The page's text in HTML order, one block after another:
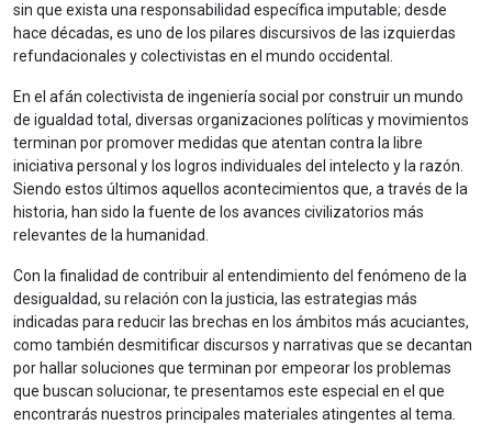
sin que exista una responsabilidad específica imputable; desde
hace décadas, es uno de los pilares discursivos de las izquierdas
refundacionales y colectivistas en el mundo occidental.
En el afán colectivista de ingeniería social por construir un mundo
de igualdad total, diversas organizaciones políticas y movimientos
terminan por promover medidas que atentan contra la libre
iniciativa personal y los logros individuales del intelecto y la razón.
Siendo estos últimos aquellos acontecimientos que, a través de la
historia, han sido la fuente de los avances civilizatorios más
relevantes de la humanidad.
Con la finalidad de contribuir al entendimiento del fenómeno de la
desigualdad, su relación con la justicia, las estrategias más
indicadas para reducir las brechas en los ámbitos más acuciantes,
como también desmitificar discursos y narrativas que se decantan
por hallar soluciones que terminan por empeorar los problemas
que buscan solucionar, te presentamos este especial en el que
encontrarás nuestros principales materiales atingentes al tema.